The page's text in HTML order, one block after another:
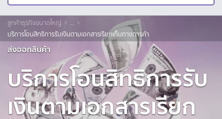
ลูกค้าธุรกิจขนาดใหญ่
...
บริการโอนสิทธิการรับเงินตามเอกสารเรียกเก็บทางการค้า
ส่งออกสินค้า
บริการโอนสิทธิการรับ
เงินตามเอกสารเรียก